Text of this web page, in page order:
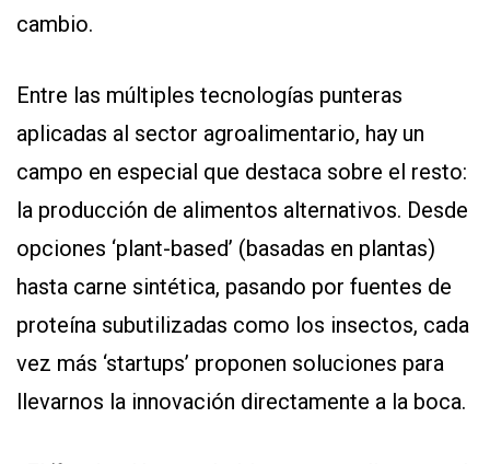
cambio.
Entre las múltiples tecnologías punteras
aplicadas al sector agroalimentario, hay un
campo en especial que destaca sobre el resto:
la producción de alimentos alternativos. Desde
opciones ‘plant-based’ (basadas en plantas)
hasta carne sintética, pasando por fuentes de
proteína subutilizadas como los insectos, cada
vez más ‘startups’ proponen soluciones para
llevarnos la innovación directamente a la boca.